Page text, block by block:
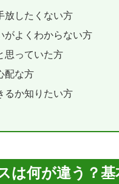
放したくない方
がよくわからない方
思っていた方
配な方
るか知りたい方
は何が違う？